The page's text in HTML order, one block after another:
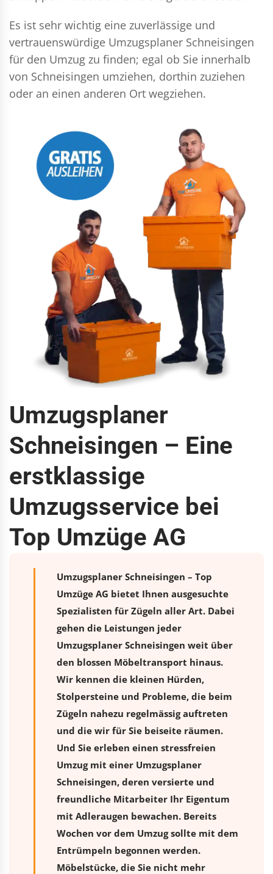
Es ist sehr wichtig eine zuverlässige und
vertrauenswürdige Umzugsplaner Schneisingen
für den Umzug zu finden; egal ob Sie innerhalb
von Schneisingen umziehen, dorthin zuziehen
oder an einen anderen Ort wegziehen.
Umzugsplaner
Schneisingen – Eine
erstklassige
Umzugsservice bei
Top Umzüge AG
Umzugsplaner Schneisingen – Top
Umzüge AG bietet Ihnen ausgesuchte
Spezialisten für Zügeln aller Art. Dabei
gehen die Leistungen jeder
Umzugsplaner Schneisingen weit über
den blossen Möbeltransport hinaus.
Wir kennen die kleinen Hürden,
Stolpersteine und Probleme, die beim
Zügeln nahezu regelmässig auftreten
und die wir für Sie beiseite räumen.
Und Sie erleben einen stressfreien
Umzugmit einer Umzugsplaner
Schneisingen, deren versierte und
freundliche Mitarbeiter Ihr Eigentum
mit Adleraugen bewachen. Bereits
Wochen vor dem Umzug sollte mit dem
Entrümpeln begonnen werden.
Möbelstücke, die Sie nicht mehr